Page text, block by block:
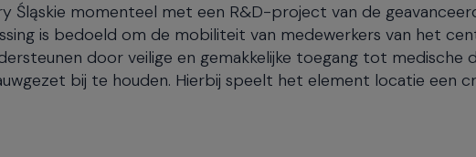
Śląskie momenteel met een R&D-project van de
is bedoeld om de mobiliteit van medewerkers van het
door veilige en gemakkelijke toegang tot medische
bij te houden. Hierbij speelt het element locatie een